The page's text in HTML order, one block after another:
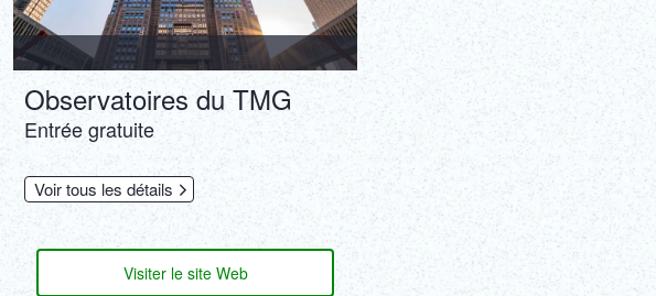
Observatoires du TMG
Entrée gratuite
Voir tous les détails
Visiter le site Web